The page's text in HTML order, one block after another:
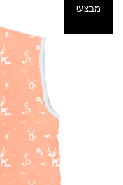
מבצע!